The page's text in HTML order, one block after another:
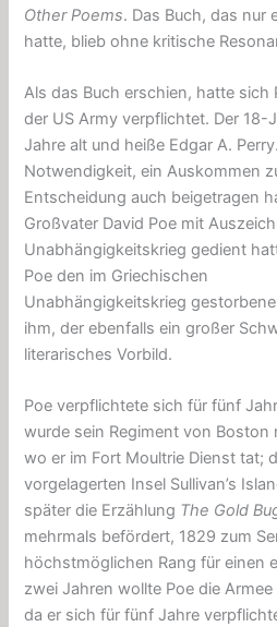
Other Poems. Das Buch, das nur
hatte, blieb ohne kritische
Als das Buch erschien, hatte sich
der US Army verpflichtet. Der 18-
Jahre alt und heiße Edgar A.
Notwendigkeit, ein Auskommen
Entscheidung auch beigetragen
Großvater David Poe mit
Unabhängigkeitskrieg gedient
Poe den im Griechischen
Unabhängigkeitskrieg
ihm, der ebenfalls ein großer
literarisches Vorbild.
Poe verpflichtete sich für fünf
wurde sein Regiment von Boston
wo er im Fort Moultrie Dienst tat;
vorgelagerten Insel Sullivan’s
später die Erzählung The Gold
mehrmals befördert, 1829 zum
höchstmöglichen Rang für einen
zwei Jahren wollte Poe die
da er sich für fünf Jahre